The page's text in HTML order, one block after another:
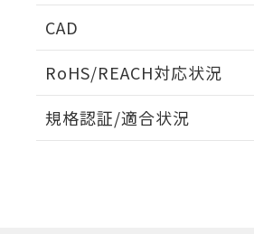
CAD
RoHS/REACH対応状況
EU RoHS 注意事項・凡例
規格認証/適合状況